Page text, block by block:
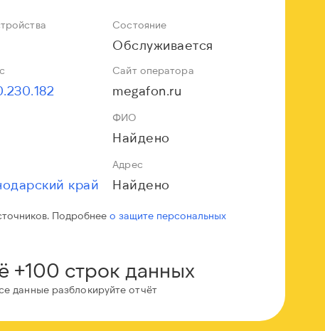
Состояние
Обслуживается
Сайт оператора
megafon.ru
ФИО
Найдено
край
Адрес
Найдено
Подробнеео защите персональных
+100 строк данных
данные разблокируйте отчёт